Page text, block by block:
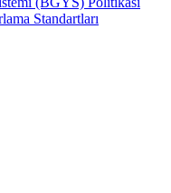
Standartları